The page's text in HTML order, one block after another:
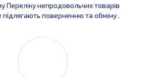
Переліку непродовольчих товарів
підлягають поверненню та обміну .